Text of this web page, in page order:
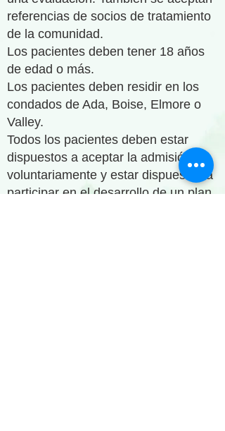
referencias de socios de tratamiento
de la comunidad.
Los pacientes deben tener 18 años
de edad o más.
Los pacientes deben residir en los
condados de Ada, Boise, Elmore o
Valley.
Todos los pacientes deben estar
dispuestos a aceptar la admisión
voluntariamente y estar dispuestos a
participar en el desarrollo de un plan